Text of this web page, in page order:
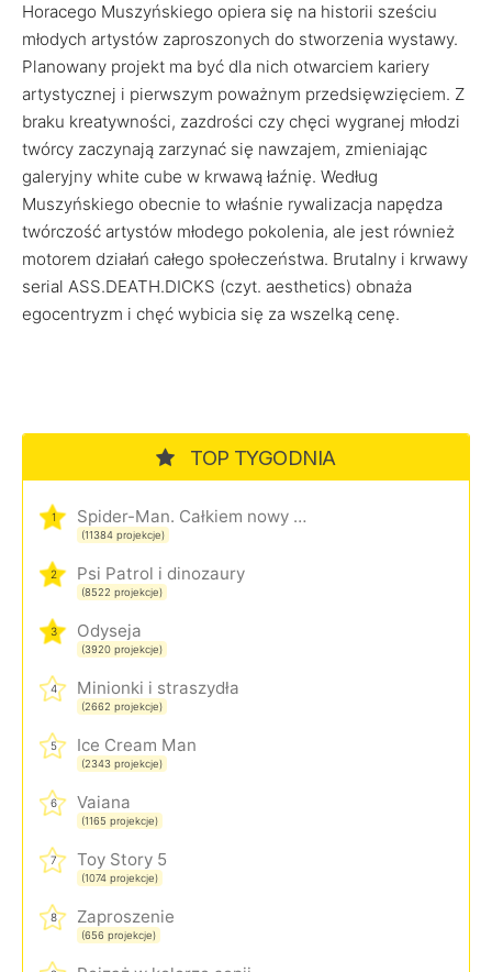
Horacego Muszyńskiego opiera się na historii sześciu
młodych artystów zaproszonych do stworzenia wystawy.
Planowany projekt ma być dla nich otwarciem kariery
artystycznej i pierwszym poważnym przedsięwzięciem. Z
braku kreatywności, zazdrości czy chęci wygranej młodzi
twórcy zaczynają zarzynać się nawzajem, zmieniając
galeryjny white cube w krwawą łaźnię. Według
Muszyńskiego obecnie to właśnie rywalizacja napędza
twórczość artystów młodego pokolenia, ale jest również
motorem działań całego społeczeństwa. Brutalny i krwawy
serial ASS.DEATH.DICKS (czyt. aesthetics) obnaża
egocentryzm i chęć wybicia się za wszelką cenę.
TOP TYGODNIA
1 Spider-Man. Całkiem nowy dzień
(11384 projekcje)
2 Psi Patrol i dinozaury
(8522 projekcje)
3 Odyseja
(3920 projekcje)
4 Minionki i straszydła
(2662 projekcje)
5 Ice Cream Man
(2343 projekcje)
6 Vaiana
(1165 projekcje)
7 Toy Story 5
(1074 projekcje)
8 Zaproszenie
(656 projekcje)